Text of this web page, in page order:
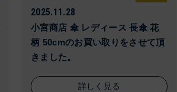
2025.11.28
小宮商店 傘 レディース 長傘 花
柄 50cmのお買い取りをさせて頂
きました。
詳しく見る